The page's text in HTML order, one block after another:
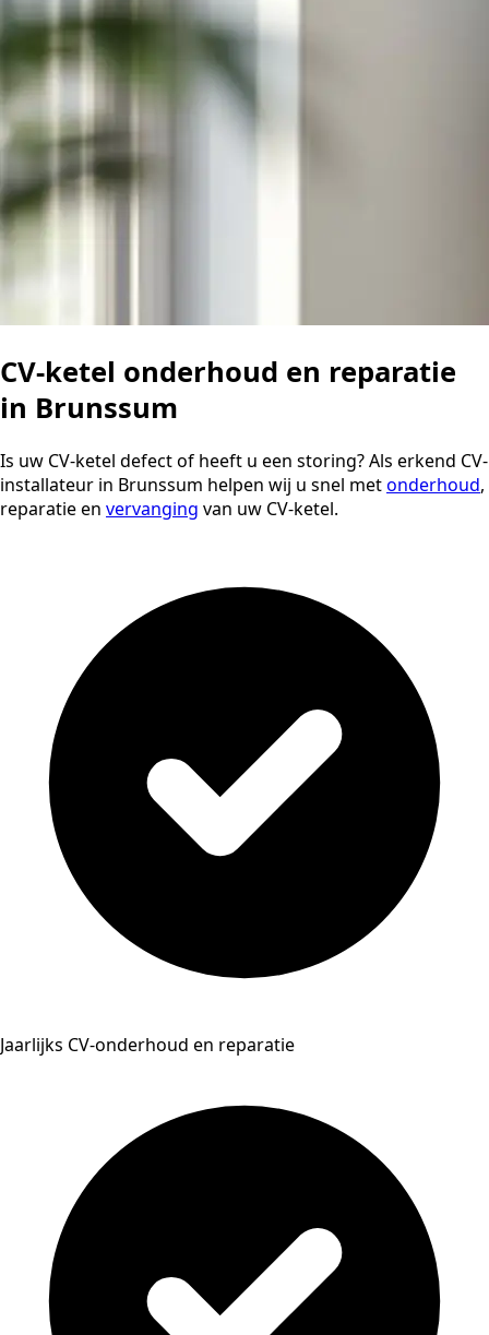
CV-ketel onderhoud en reparatie
in Brunssum
Is uw CV-ketel defect of heeft u een storing? Als erkend CV-
installateur in Brunssum helpen wij u snel metonderhoud,
reparatie en vervanging van uw CV-ketel.
Jaarlijks CV-onderhoud en reparatie